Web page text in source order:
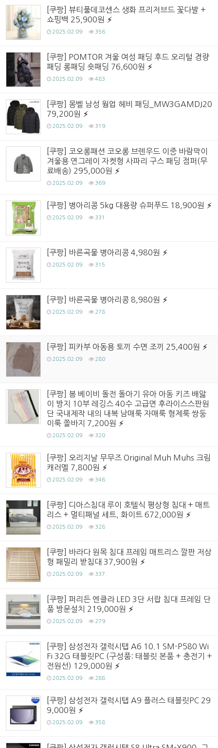
[쿠팡] 뷰티풀데코센스 생화 프리저브드 꽃다발 +
쇼핑백 25,900원
2025.02.09 356
[쿠팡] POMTOR 겨울 여성 패딩 후드 오리털 경량
패딩 롱패딩 숏패딩 76,600원
2025.02.09 483
[쿠팡] 몽벨 남성 웜업 헤비 패딩_MW3GAMDJ20
79,200원
2025.02.09 319
[쿠팡] 코오롱패션 코오롱 브렌우드 이중 바람막이
겨울용 연그레이 자켓형 사파리 구스 패딩 점퍼(무
료배송) 295,000원
2025.02.09 369
[쿠팡] 병아리콩 5kg 대용량 슈퍼푸드 18,900원
2025.02.09 331
[쿠팡] 바른곡물 병아리콩 4,980원
2025.02.09 315
[쿠팡] 바른곡물 병아리콩 8,980원
2025.02.09 278
[쿠팡] 피카부 아동용 토끼 수면 조끼 25,400원
2025.02.09 280
[쿠팡] 봄 베이비 돌전 돌아기 유아 아동 키즈 배앓
이 방지 10부 레깅스 40수 고급면 후라이스스판원
단 국내제작 내의 내복 남매룩 자매룩 형제룩 쌍둥
이룩 쫄바지 7,200원
2025.02.09 320
[쿠팡] 오리지날 무무즈 Original Muh Muhs 크림
캐러멜 7,800원
2025.02.09 346
[쿠팡] 디아스침대 루이 호텔식 평상형 침대 + 매트
리스 + 멀티패널 세트, 화이트 672,000원
2025.02.09 328
[쿠팡] 바라다 원목 침대 프레임 매트리스 깔판 저상
형 패밀리 받침대 37,900원
2025.02.09 337
[쿠팡] 퍼리든 엔클라 LED 3단 서랍 침대 프레임 단
품 방문설치 219,000원
2025.02.09 279
[쿠팡] 삼성전자 갤럭시탭 A6 10.1 SM-P580 Wi
Fi 32G 태블릿PC (구성품: 태블릿 본품 + 충전기 +
전원선) 129,000원
2025.02.09 288
[쿠팡] 삼성전자 갤럭시탭 A9 플러스 태블릿PC 29
9,000원
2025.02.09 358